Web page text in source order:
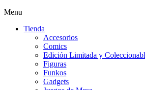
Menu
Tienda
Accesorios
Comics
Edición Limitada y
Figuras
Funkos
Gadgets